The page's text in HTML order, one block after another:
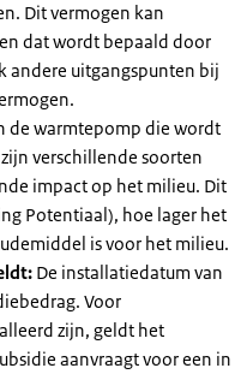
Dit vermogen kan
dat wordt bepaald door
andere uitgangspunten bij
de warmtepomp die wordt
verschillende soorten
impact op het milieu. Dit
Potentiaal), hoe lager het
is voor het milieu.
De installatiedatum van
Voor
zijn, geldt het
aanvraagt voor een in